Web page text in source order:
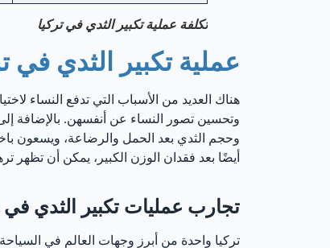
تكلفة عملية تكبير الثدي في تركيا
عملية تكبير الثدي في
هناك العديد من الأسباب التي تدفع النساء
وتحسين تصور النساء عن أنفسهن. بالإضافة
وحجم الثدي بعد الحمل والرضاعة، ويسعون
أيضًا بعد فقدان الوزن الكبير، يمكن أن تظهر
تجارب عمليات تكبير الثدي في
تركيا واحدة من أبرز وجهات العالم في